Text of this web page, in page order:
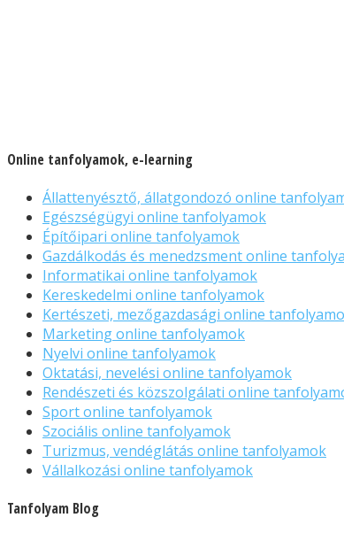
Online tanfolyamok, e-learning
Állattenyésztő, állatgondozó online
Egészségügyi online tanfolyamok
Építőipari online tanfolyamok
Gazdálkodás és menedzsment online
Informatikai online tanfolyamok
Kereskedelmi online tanfolyamok
Kertészeti, mezőgazdasági online
Marketing online tanfolyamok
Nyelvi online tanfolyamok
Oktatási, nevelési online tanfolyamok
Rendészeti és közszolgálati online
Sport online tanfolyamok
Szociális online tanfolyamok
Turizmus, vendéglátás online tanfolyamok
Vállalkozási online tanfolyamok
Tanfolyam Blog